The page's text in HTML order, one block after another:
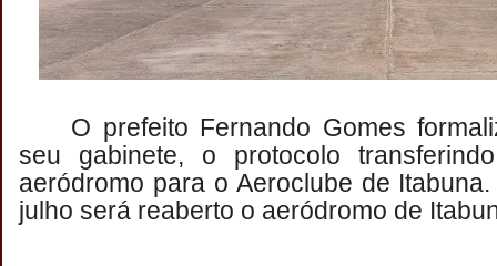
O prefeito Fernando Gomes
seu gabinete, o protocolo
aeródromo para o Aeroclube de
julho será reaberto o aeródromo de